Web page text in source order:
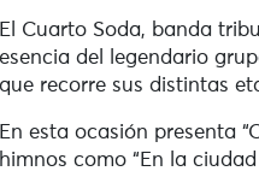
El Cuarto Soda, banda
esencia del legendario
que recorre sus distintas
En esta ocasión presenta
himnos como “En la